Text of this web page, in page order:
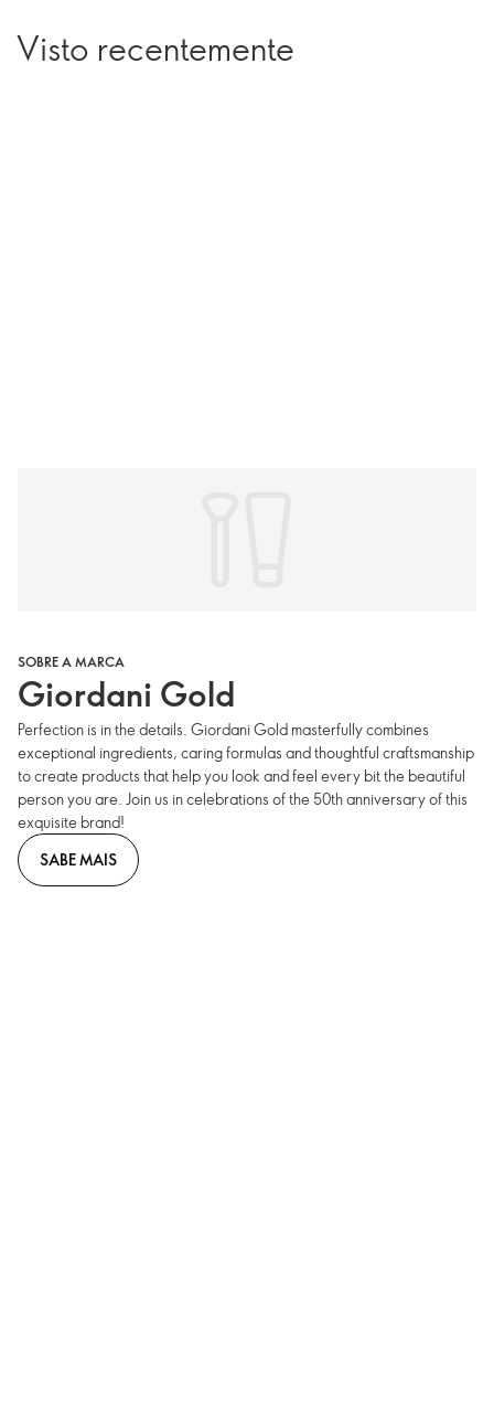
Visto recentemente
SOBRE A MARCA
Giordani Gold
Perfection is in the details. Giordani Gold masterfully combines
exceptional ingredients, caring formulas and thoughtful craftsmanship
to create products that help you look and feel every bit the beautiful
person you are. Join us in celebrations of the 50th anniversary of this
exquisite brand!
SABE MAIS